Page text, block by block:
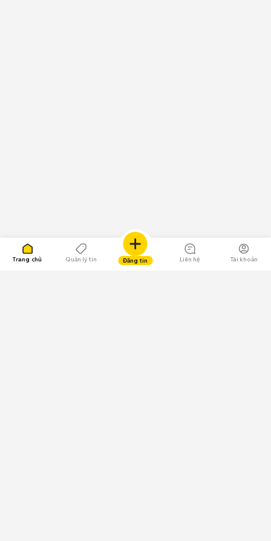
Trang chủ Quản lý tin Đăng tin Liên hệ Tài khoản